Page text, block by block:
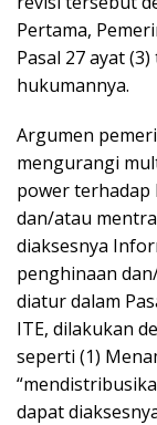
Pertama,
Pasal 27 ayat
hukumannya.
Argumen
mengurangi
power
dan/atau
diaksesnya
penghinaan
diatur dalam
ITE, dilakukan
seperti (1)
dapat